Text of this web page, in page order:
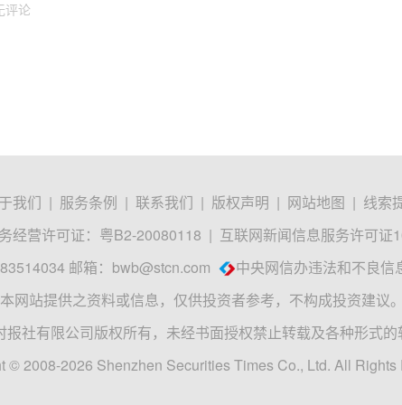
评论
我们 | 服务条例 | 联系我们 | 版权声明 | 网站地图 | 线索
经营许可证：粤B2-20080118 | 互联网新闻信息服务许可证
邮箱： bwb@stcn.com 中央网信办违法和不良信
本网站提供之资料或信息，仅供投资者参考，不构成投资建议。
报社有限公司版权所有，未经书面授权禁止转载及各种形式的
© 2008-2026 Shenzhen Securities Times Co., Ltd. All Rights